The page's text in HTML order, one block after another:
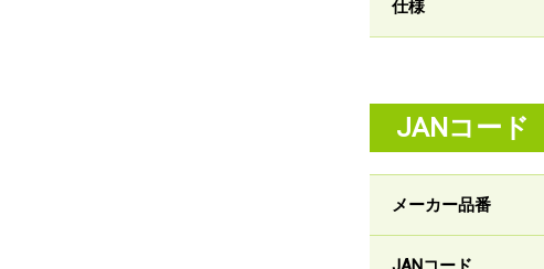
仕様
JANコード
メーカー品番